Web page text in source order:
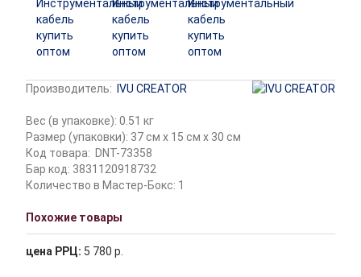
Производитель: IVU CREATOR
Вес (в упаковке): 0.51 кг
Размер (упаковки): 37 см x 15 см x 30 см
Код товара: DNT-73358
Бар код: 3831120918732
Количество в Мастер-Бокс: 1
Похожие товары
цена РРЦ: 5 780 р.